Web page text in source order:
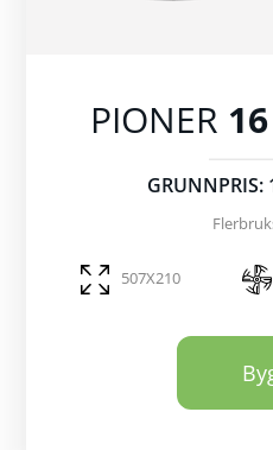
PIONER
GRUNNPRIS:
507X210